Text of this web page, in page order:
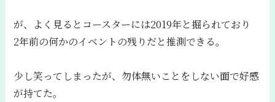
が、よく見るとコースターには2019年と掘られており
2年前の何かのイベントの残りだと推測できる。
少し笑ってしまったが、勿体無いことをしない面で好感
が持てた。